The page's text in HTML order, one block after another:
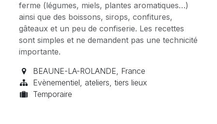
ferme (légumes, miels, plantes aromatiques…)
ainsi que des boissons, sirops, confitures,
gâteaux et un peu de confiserie. Les recettes
sont simples et ne demandent pas une technicité
importante.
BEAUNE-LA-ROLANDE, France
Evènementiel, ateliers, tiers lieux
Temporaire